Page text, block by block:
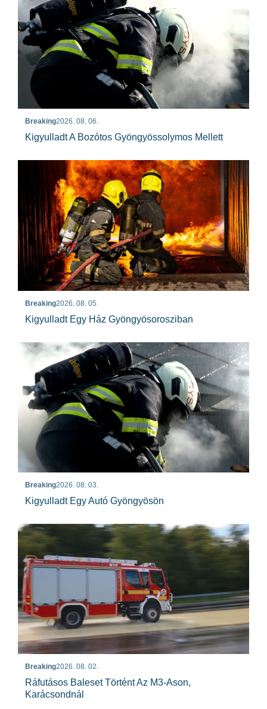
Breaking2026. 08. 06.
Kigyulladt A Bozótos Gyöngyössolymos Mellett
Breaking2026. 08. 05.
Kigyulladt Egy Ház Gyöngyösorosziban
Breaking2026. 08. 03.
Kigyulladt Egy Autó Gyöngyösön
Breaking2026. 08. 02.
Ráfutásos Baleset Történt Az M3-Ason,
Karácsondnál